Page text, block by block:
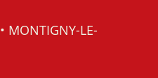
• MONTIGNY-LE-